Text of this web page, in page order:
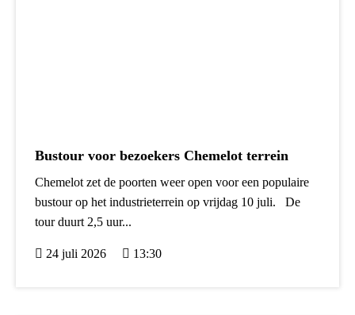
Bustour voor bezoekers Chemelot terrein
Chemelot zet de poorten weer open voor een populaire
bustour op het industrieterrein op vrijdag 10 juli. De
tour duurt 2,5 uur...
24 juli 2026 13:30